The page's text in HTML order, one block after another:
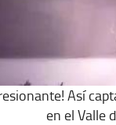
Así
en el Valle